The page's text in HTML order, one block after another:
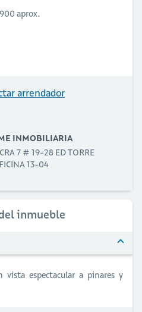
aprox.
arrendador
INMOBILIARIA
CRA 7 # 19-28 ED TORRE
13-04
inmueble
vista espectacular a pinares y